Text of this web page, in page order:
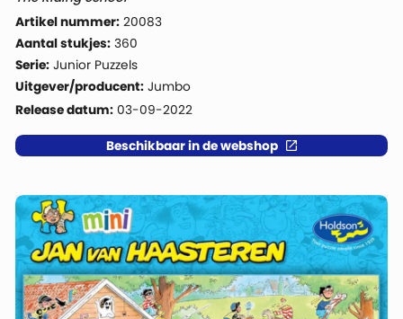
Artikel nummer: 20083
Aantal stukjes: 360
Serie: Junior Puzzels
Uitgever/producent: Jumbo
Release datum: 03-09-2022
Beschikbaar in de webshop